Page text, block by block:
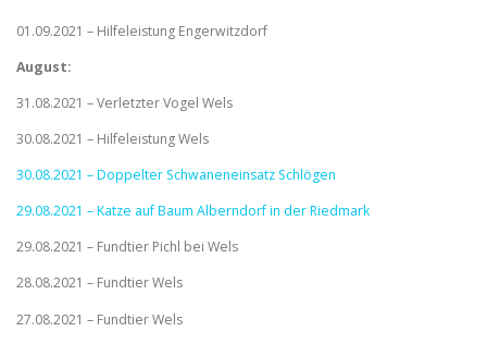
01.09.2021 – Hilfeleistung Engerwitzdorf
August:
31.08.2021 – Verletzter Vogel Wels
30.08.2021 – Hilfeleistung Wels
30.08.2021 – Doppelter Schwaneneinsatz Schlögen
29.08.2021 – Katze auf Baum Alberndorf in der Riedmark
29.08.2021 – Fundtier Pichl bei Wels
28.08.2021 – Fundtier Wels
27.08.2021 – Fundtier Wels